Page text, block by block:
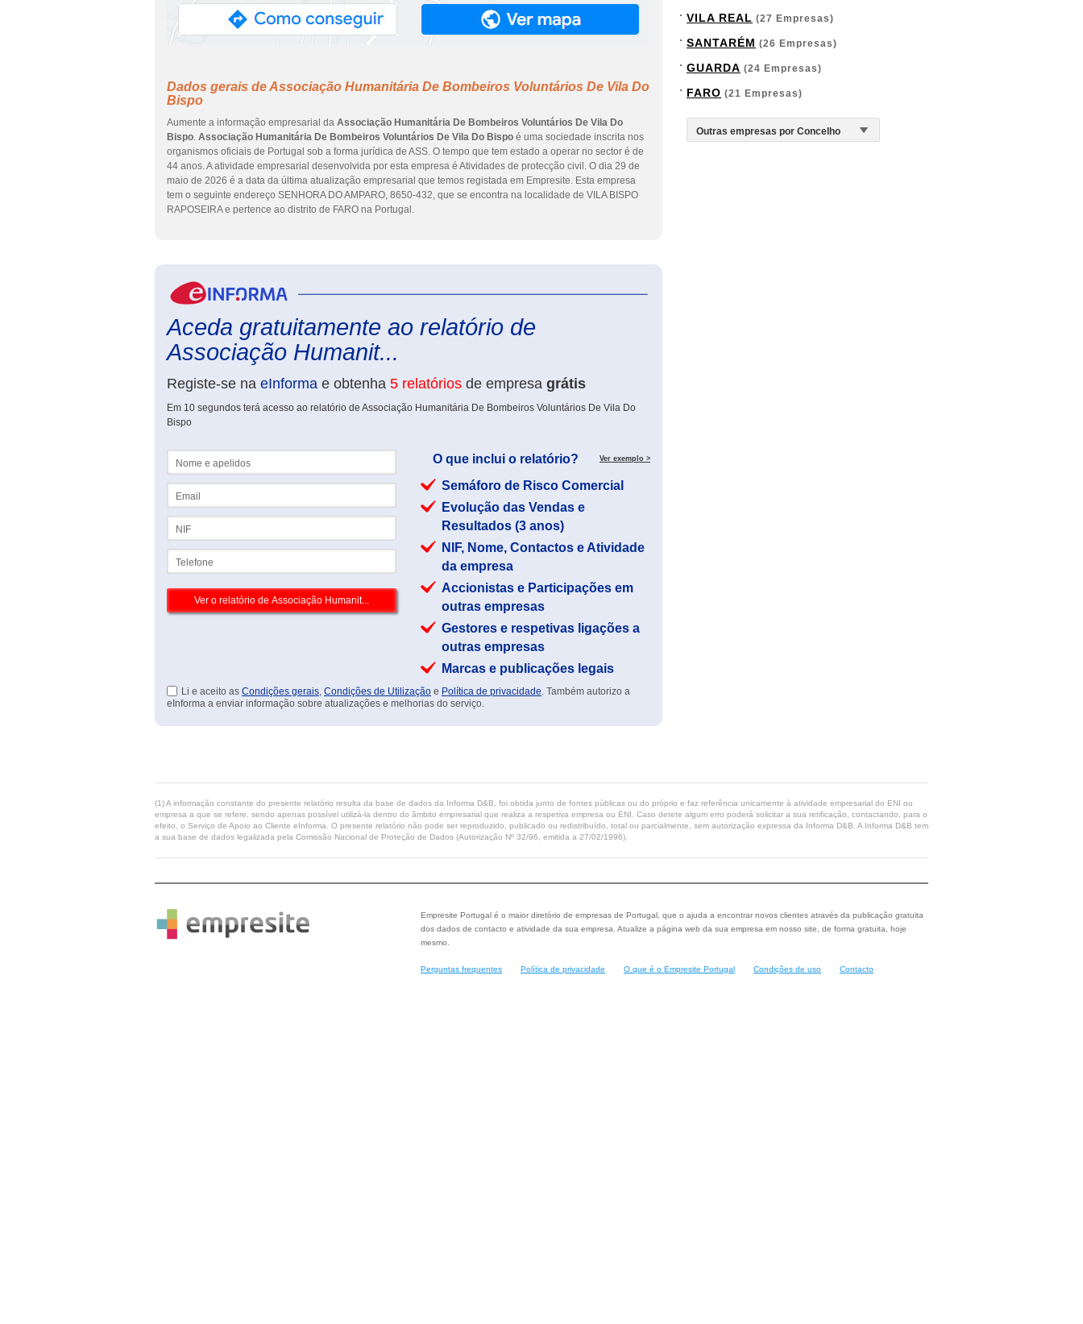
Dados gerais de Associação Humanitária De Bombeiros Voluntários De Vila Do
Bispo
Aumente a informação empresarial da Associação Humanitária De Bombeiros Voluntários De Vila Do
Bispo. Associação Humanitária De Bombeiros Voluntários De Vila Do Bispo é uma sociedade inscrita nos
organismos oficiais de Portugal sob a forma jurídica de ASS. O tempo que tem estado a operar no sector é de
44 anos. A atividade empresarial desenvolvida por esta empresa é Atividades de protecção civil. O dia 29 de
maio de 2026 é a data da última atualização empresarial que temos registada em Empresite. Esta empresa
tem o seguinte endereço SENHORA DO AMPARO, 8650-432, que se encontra na localidade de VILA BISPO
RAPOSEIRA e pertence ao distrito de FARO na Portugal.
Aceda gratuitamente ao relatório de
Associação Humanit...
Registe-se na eInforma e obtenha 5 relatórios de empresa grátis
Em 10 segundos terá acesso ao relatório de Associação Humanitária De Bombeiros Voluntários De Vila Do
Bispo
O que inclui o relatório? Ver exemplo >
Semáforo de Risco Comercial
Evolução das Vendas e
Resultados (3 anos)
NIF, Nome, Contactos e Atividade
da empresa
Accionistas e Participações em
outras empresas
Gestores e respetivas ligações a
outras empresas
Marcas e publicações legais
Li e aceito as Condições gerais, Condições de Utilização e Política de privacidade. Também autorizo a
eInforma a enviar informação sobre atualizações e melhorias do serviço.
VILA REAL (27 Empresas)
SANTARÉM (26 Empresas)
GUARDA (24 Empresas)
FARO (21 Empresas)
(1) A informação constante do presente relatório resulta da base de dados da Informa D&B, foi obtida junto de fontes públicas ou do próprio e faz referência unicamente à atividade empresarial do ENI ou
empresa a que se refere, sendo apenas possível utilizá-la dentro do âmbito empresarial que realiza a respetiva empresa ou ENI. Caso detete algum erro poderá solicitar a sua retificação, contactando, para o
efeito, o Serviço de Apoio ao Cliente eInforma. O presente relatório não pode ser reproduzido, publicado ou redistribuído, total ou parcialmente, sem autorização expressa da Informa D&B. A Informa D&B tem
a sua base de dados legalizada pela Comissão Nacional de Proteção de Dados (Autorização Nº 32/96, emitida a 27/02/1996).
Empresite Portugal é o maior diretório de empresas de Portugal, que o ajuda a encontrar novos clientes através da publicação gratuita
dos dados de contacto e atividade da sua empresa. Atualize a página web da sua empresa em nosso site, de forma gratuita, hoje
mesmo.
Perguntas frequentes Política de privacidade O que é o Empresite Portugal Condições de uso Contacto